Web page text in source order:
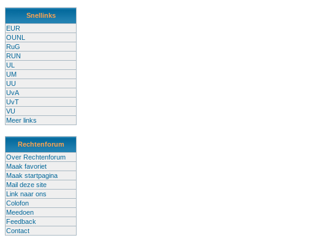
Snellinks
EUR
OUNL
RuG
RUN
UL
UM
UU
UvA
UvT
VU
Meer links
Rechtenforum
Over Rechtenforum
Maak favoriet
Maak startpagina
Mail deze site
Link naar ons
Colofon
Meedoen
Feedback
Contact